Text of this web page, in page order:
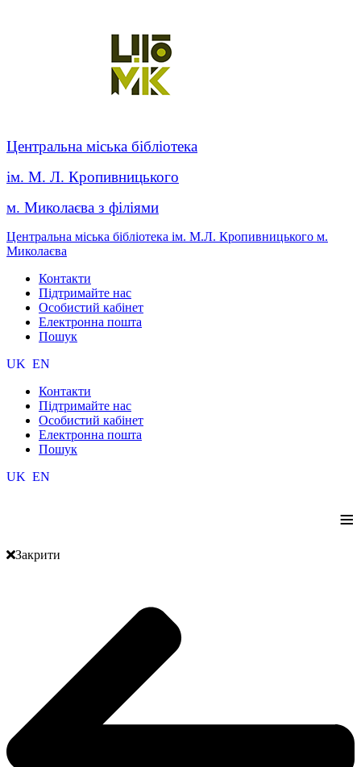
Центральна міська бібліотека
ім. М. Л. Кропивницького
м. Миколаєва з філіями
Центральна міська бібліотека ім. М.Л. Кропивницького м.
Миколаєва
Контакти
Підтримайте нас
Особистий кабінет
Електронна пошта
Пошук
UK EN
Контакти
Підтримайте нас
Особистий кабінет
Електронна пошта
Пошук
UK EN
≡
Закрити